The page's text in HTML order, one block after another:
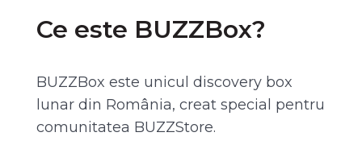
Ce este BUZZBox?
BUZZBox este unicul discovery box
lunar din România, creat special pentru
comunitatea BUZZStore.